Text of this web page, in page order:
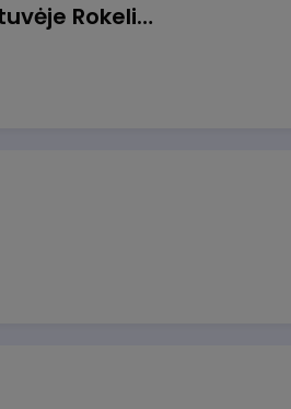
Pardavėjas (-a) naujoje parduotuvėje Rokeliuose (NEMOKAMAS TRANSPORTAS)